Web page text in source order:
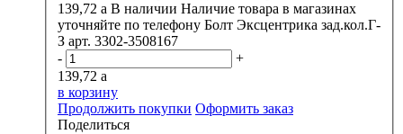
139,72 a В наличии Наличие товара в магазинах
уточняйте по телефону Болт Эксцентрика зад.кол.Г-
З арт. 3302-3508167
-
+
139,72 a
в корзину
Продолжить покупки Оформить заказ
Поделиться